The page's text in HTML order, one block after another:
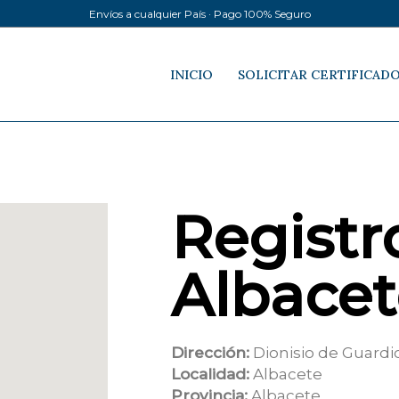
Envíos a cualquier País · Pago 100% Seguro
INICIO SOLICITAR
Dirección: Dionisio de
Localidad: Albacete
Provincia: Albacete